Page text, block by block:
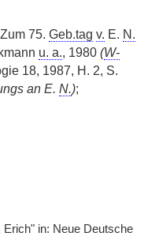
75. Geb.tag v. E. N.
u. a., 1980 (W-
18, 1987, H. 2, S.
an E. N.);
in: Neue Deutsche